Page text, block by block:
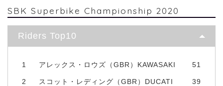
SBK Superbike Championship 2020
Riders Top10
1 アレックス・ロウズ（GBR）KAWASAKI 51
2 スコット・レディング（GBR）DUCATI 39